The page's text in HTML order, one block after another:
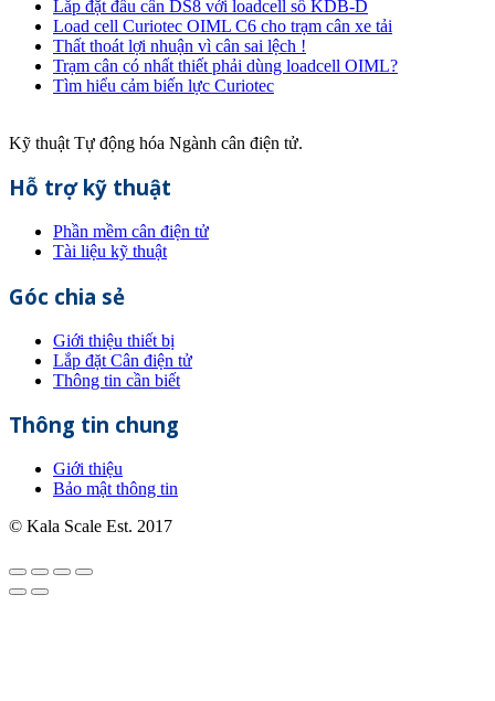
Lắp đặt đầu cân DS8 với loadcell số KDB-D
Load cell Curiotec OIML C6 cho trạm cân xe tải
Thất thoát lợi nhuận vì cân sai lệch !
Trạm cân có nhất thiết phải dùng loadcell OIML?
Tìm hiểu cảm biến lực Curiotec
Kỹ thuật Tự động hóa Ngành cân điện tử.
Hỗ trợ kỹ thuật
Phần mềm cân điện tử
Tài liệu kỹ thuật
Góc chia sẻ
Giới thiệu thiết bị
Lắp đặt Cân điện tử
Thông tin cần biết
Thông tin chung
Giới thiệu
Bảo mật thông tin
© Kala Scale Est. 2017